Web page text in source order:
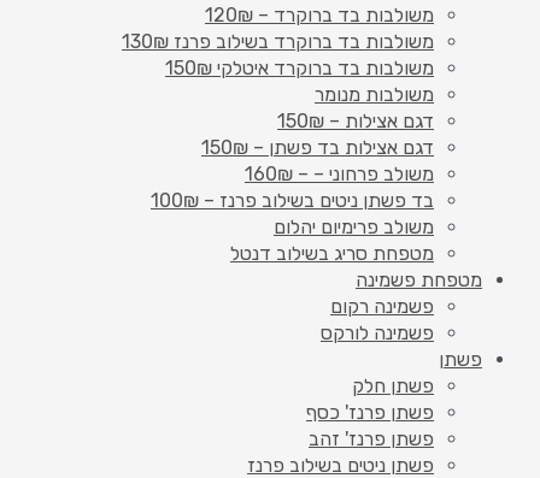
משולבות בד ברוקרד – 120₪
משולבות בד ברוקרד בשילוב פרנז 130₪
משולבות בד ברוקרד איטלקי 150₪
משולבות מנומר
דגם אצילות – 150₪
דגם אצילות בד פשתן – 150₪
משולב פרחוני – – 160₪
בד פשתן ניטים בשילוב פרנז – 100₪
משולב פרימיום יהלום
מטפחת סריג בשילוב דנטל
מטפחת פשמינה
פשמינה רקום
פשמינה לורקס
פשתן
פשתן חלק
פשתן פרנז' כסף
פשתן פרנז' זהב
פשתן ניטים בשילוב פרנז